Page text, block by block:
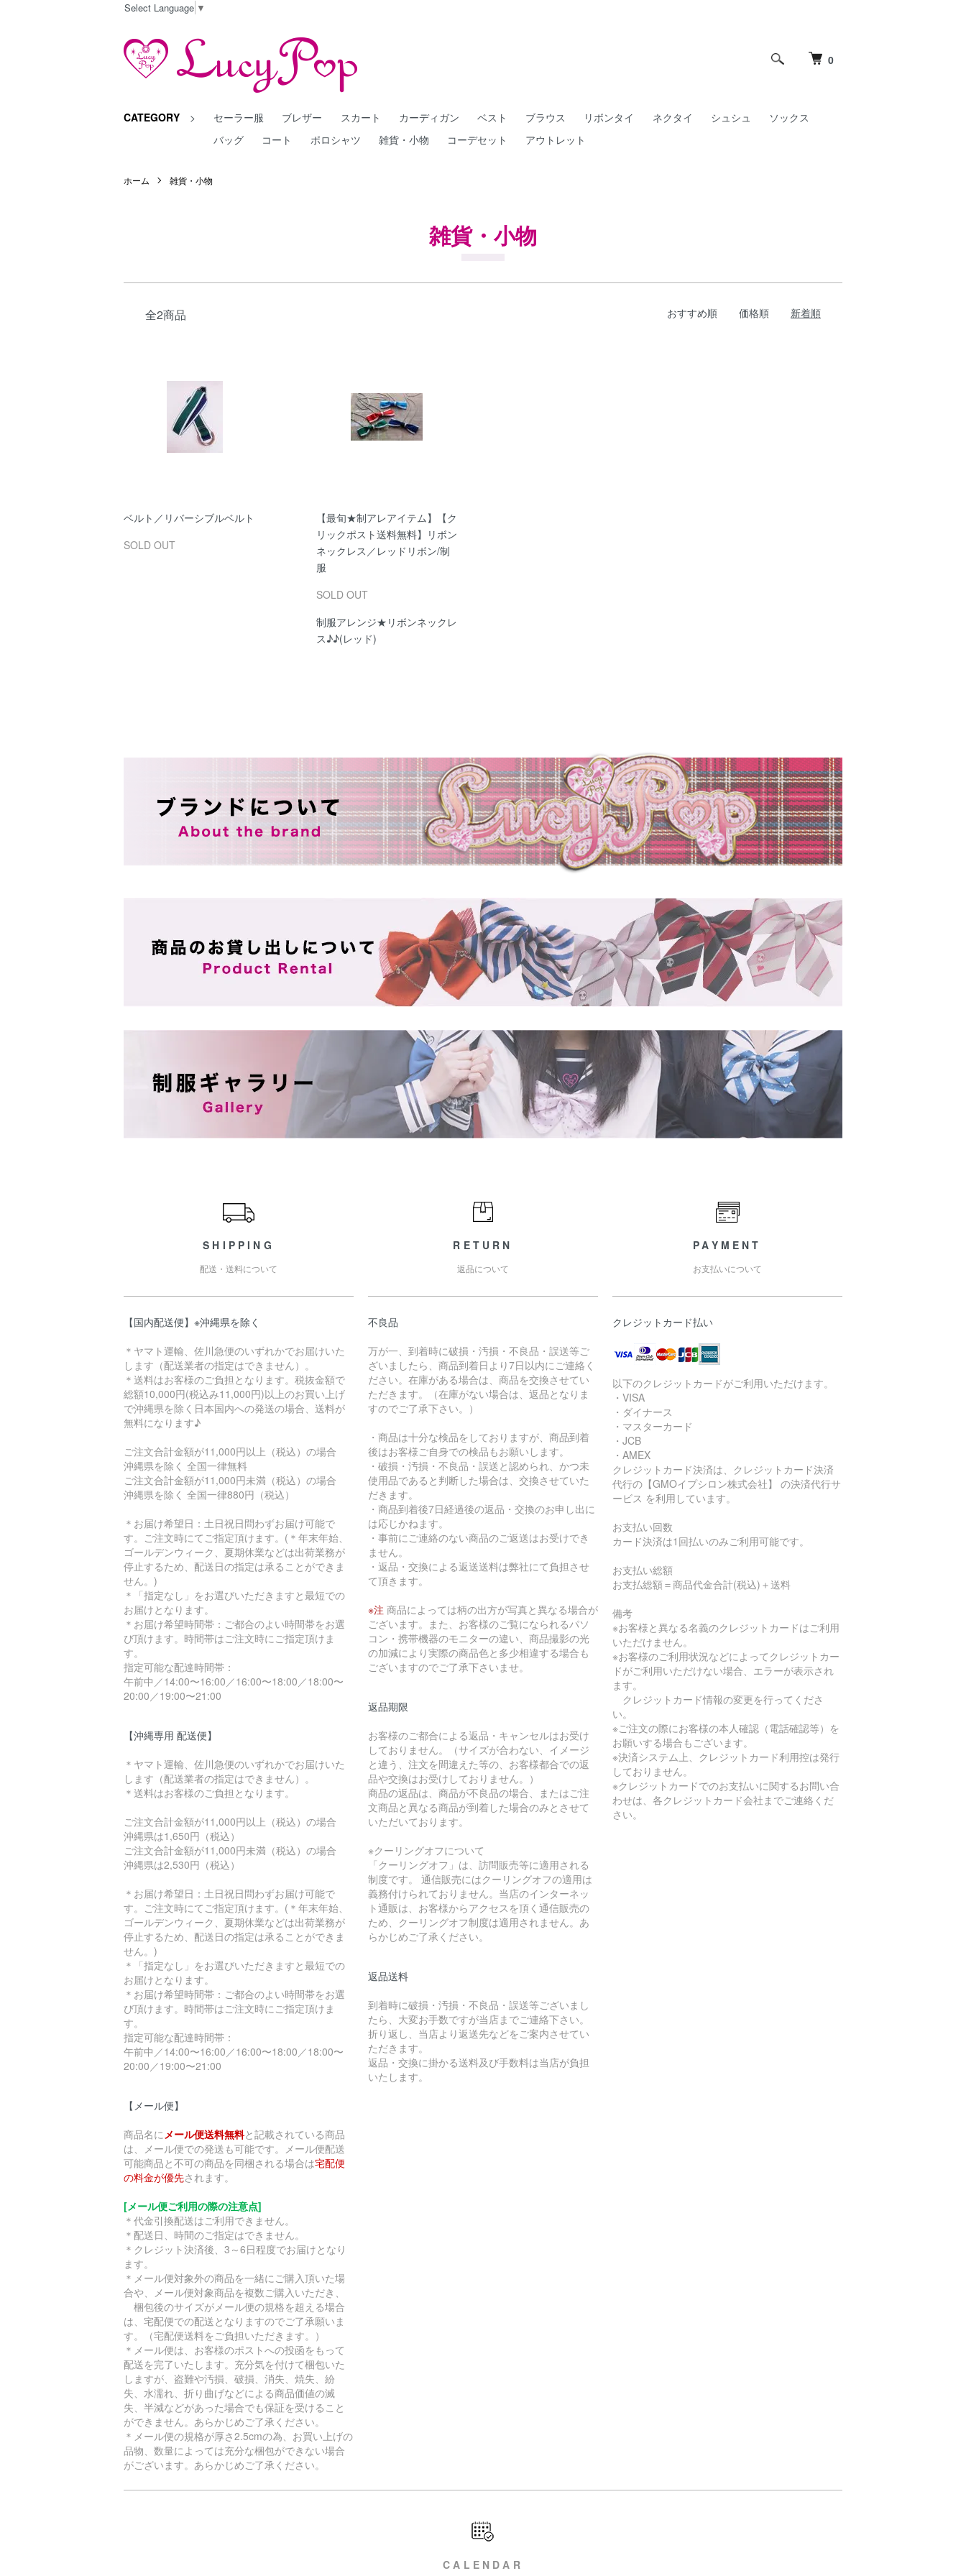
Select Language ▼
0
CATEGORY > セーラー服 ブレザー スカート カーディガン ベスト ブラウス リボンタイ ネクタイ シュシュ
ソックス
バッグ
コート ポロシャツ 雑貨・小物 コーデセット アウトレット
ホーム 雑貨・小物
雑貨・小物
全2商品 おすすめ順 価格順 新着順
ベルト／リバーシブルベルト
SOLD OUT
【最旬★制アレアイテム】【ク
リックポスト送料無料】リボン
ネックレス／レッドリボン/制
服
SOLD OUT
制服アレンジ★リボンネックレ
ス♪♪(レッド)
SHIPPING
配送・送料について
【国内配送便】※沖縄県を除く
＊ヤマト運輸、佐川急便のいずれかでお届けいた
します（配送業者の指定はできません）。
＊送料はお客様のご負担となります。税抜金額で
総額10,000円(税込み11,000円)以上のお買い上げ
で沖縄県を除く日本国内への発送の場合、送料が
無料になります♪
ご注文合計金額が11,000円以上（税込）の場合
沖縄県を除く 全国一律無料
ご注文合計金額が11,000円未満（税込）の場合
沖縄県を除く 全国一律880円（税込）
＊お届け希望日：土日祝日問わずお届け可能で
す。ご注文時にてご指定頂けます。(＊年末年始、
ゴールデンウィーク、夏期休業などは出荷業務が
停止するため、配送日の指定は承ることができま
せん。)
＊「指定なし」をお選びいただきますと最短での
お届けとなります。
＊お届け希望時間帯：ご都合のよい時間帯をお選
び頂けます。時間帯はご注文時にご指定頂けま
す。
指定可能な配達時間帯：
午前中／14:00〜16:00／16:00〜18:00／18:00〜
20:00／19:00〜21:00
【沖縄専用 配送便】
＊ヤマト運輸、佐川急便のいずれかでお届けいた
します（配送業者の指定はできません）。
＊送料はお客様のご負担となります。
ご注文合計金額が11,000円以上（税込）の場合
沖縄県は1,650円（税込）
ご注文合計金額が11,000円未満（税込）の場合
沖縄県は2,530円（税込）
＊お届け希望日：土日祝日問わずお届け可能で
す。ご注文時にてご指定頂けます。(＊年末年始、
ゴールデンウィーク、夏期休業などは出荷業務が
停止するため、配送日の指定は承ることができま
せん。)
＊「指定なし」をお選びいただきますと最短での
お届けとなります。
＊お届け希望時間帯：ご都合のよい時間帯をお選
び頂けます。時間帯はご注文時にご指定頂けま
す。
指定可能な配達時間帯：
午前中／14:00〜16:00／16:00〜18:00／18:00〜
20:00／19:00〜21:00
【メール便】
商品名に メール便送料無料と記載されている商品
は、メール便での発送も可能です。メール便配送
可能商品と不可の商品を同梱される場合は宅配便
の料金が優先されます。
[メール便ご利用の際の注意点]
＊代金引換配送はご利用できません。
＊配送日、時間のご指定はできません。
＊クレジット決済後、3～6日程度でお届けとなり
ます。
＊メール便対象外の商品を一緒にご購入頂いた場
合や、メール便対象商品を複数ご購入いただき、
梱包後のサイズがメール便の規格を超える場合
は、宅配便での配送となりますのでご了承願いま
す。（宅配便送料をご負担いただきます。）
＊メール便は、お客様のポストへの投函をもって
配送を完了いたします。充分気を付けて梱包いた
しますが、盗難や汚損、破損、消失、焼失、紛
失、水濡れ、折り曲げなどによる商品価値の滅
失、半減などがあった場合でも保証を受けること
ができません。あらかじめご了承ください。
＊メール便の規格が厚さ2.5cmの為、お買い上げの
品物、数量によっては充分な梱包ができない場合
がございます。あらかじめご了承ください。
RETURN
返品について
不良品
万が一、到着時に破損・汚損・不良品・誤送等ご
ざいましたら、商品到着日より7日以内にご連絡く
ださい。在庫がある場合は、商品を交換させてい
ただきます。（在庫がない場合は、返品となりま
すのでご了承下さい。）
・商品は十分な検品をしておりますが、商品到着
後はお客様ご自身での検品もお願いします。
・破損・汚損・不良品・誤送と認められ、かつ未
使用品であると判断した場合は、交換させていた
だきます。
・商品到着後7日経過後の返品・交換のお申し出に
は応じかねます。
・事前にご連絡のない商品のご返送はお受けでき
ません。
・返品・交換による返送送料は弊社にて負担させ
て頂きます。
※注 商品によっては柄の出方が写真と異なる場合が
ございます。また、お客様のご覧になられるパソ
コン・携帯機器のモニターの違い、商品撮影の光
の加減により実際の商品色と多少相違する場合も
ございますのでご了承下さいませ。
返品期限
お客様のご都合による返品・キャンセルはお受け
しておりません。（サイズが合わない、イメージ
と違う、注文を間違えた等の、お客様都合での返
品や交換はお受けしておりません。）
商品の返品は、商品が不良品の場合、またはご注
文商品と異なる商品が到着した場合のみとさせて
いただいております。
※クーリングオフについて
「クーリングオフ」は、訪問販売等に適用される
制度です。 通信販売にはクーリングオフの適用は
義務付けられておりません。当店のインターネッ
ト通販は、お客様からアクセスを頂く通信販売の
ため、クーリングオフ制度は適用されません。あ
らかじめご了承ください。
返品送料
到着時に破損・汚損・不良品・誤送等ございまし
たら、大変お手数ですが当店までご連絡下さい。
折り返し、当店より返送先などをご案内させてい
ただきます。
返品・交換に掛かる送料及び手数料は当店が負担
いたします。
PAYMENT
お支払いについて
クレジットカード払い
以下のクレジットカードがご利用いただけます。
・VISA
・ダイナース
・マスターカード
・JCB
・AMEX
クレジットカード決済は、クレジットカード決済
代行の【GMOイプシロン株式会社】 の決済代行サ
ービス を利用しています。
お支払い回数
カード決済は1回払いのみご利用可能です。
お支払い総額
お支払総額＝商品代金合計(税込)＋送料
備考
※お客様と異なる名義のクレジットカードはご利用
いただけません。
※お客様のご利用状況などによってクレジットカー
ドがご利用いただけない場合、エラーが表示され
ます。
クレジットカード情報の変更を行ってくださ
い。
※ご注文の際にお客様の本人確認（電話確認等）を
お願いする場合もございます。
※決済システム上、クレジットカード利用控は発行
しておりません。
※クレジットカードでのお支払いに関するお問い合
わせは、各クレジットカード会社までご連絡くだ
さい。
CALENDAR